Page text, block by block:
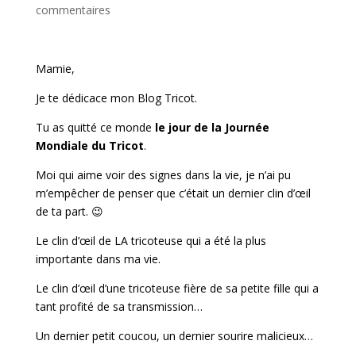
commentaires
Mamie,
Je te dédicace mon Blog Tricot.
Tu as quitté ce monde le jour de la Journée
Mondiale du Tricot.
Moi qui aime voir des signes dans la vie, je n’ai pu
m’empêcher de penser que c’était un dernier clin d’œil
de ta part. 😉
Le clin d’œil de LA tricoteuse qui a été la plus
importante dans ma vie.
Le clin d’œil d’une tricoteuse fière de sa petite fille qui a
tant profité de sa transmission…
Un dernier petit coucou, un dernier sourire malicieux…